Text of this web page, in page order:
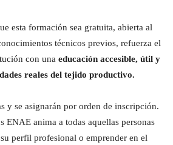
esta formación sea gratuita, abierta al
técnicos previos, refuerza el
con una educación accesible, útil y
reales del tejido productivo.
y se asignarán por orden de inscripción.
ENAE anima a todas aquellas personas
perfil profesional o emprender en el